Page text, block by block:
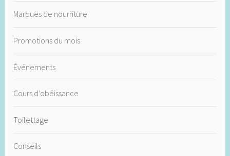
Marques de nourriture
Promotions du mois
Événements
Cours d’obéissance
Toilettage
Conseils